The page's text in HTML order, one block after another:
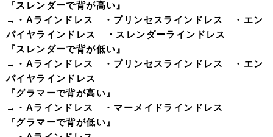
『スレンダーで背が高い』
→・Aラインドレス ・プリンセスラインドレス ・エン
パイヤラインドレス ・スレンダーラインドレス
『スレンダーで背が低い』
→・Aラインドレス ・プリンセスラインドレス ・エン
パイヤラインドレス
『グラマーで背が高い』
→・Aラインドレス ・マーメイドラインドレス
『グラマーで背が低い』